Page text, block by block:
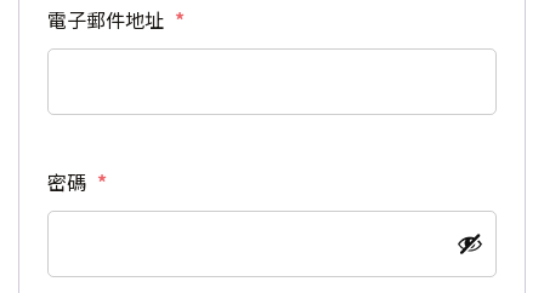
電子郵件地址 *必填
密碼 *必填